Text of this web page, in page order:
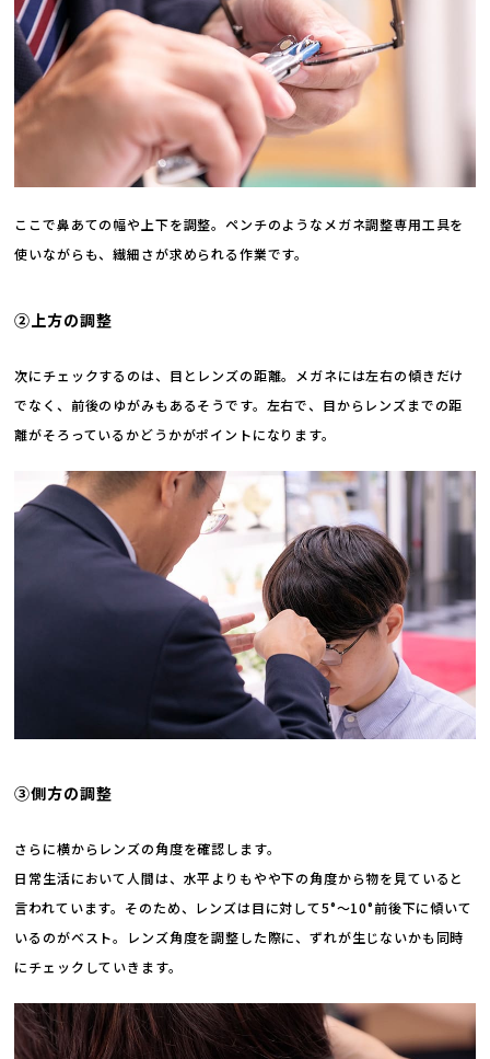
ここで鼻あての幅や上下を調整。ペンチのようなメガネ調整専用工具を
使いながらも、繊細さが求められる作業です。
②上方の調整
次にチェックするのは、目とレンズの距離。メガネには左右の傾きだけ
でなく、前後のゆがみもあるそうです。左右で、目からレンズまでの距
離がそろっているかどうかがポイントになります。
③側方の調整
さらに横からレンズの角度を確認します。
日常生活において人間は、水平よりもやや下の角度から物を見ていると
言われています。そのため、レンズは目に対して5°～10°前後下に傾いて
いるのがベスト。レンズ角度を調整した際に、ずれが生じないかも同時
にチェックしていきます。